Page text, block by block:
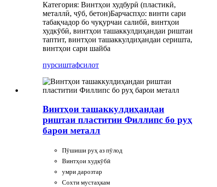
Категория: Винтҳои худбурӣ (пластикӣ,
металлӣ, чӯб, бетон)Барчаспҳо: винти сари
табақчадор бо чуқурчаи салибӣ, винтҳои
худкӯбӣ, винтҳои ташаккулдиҳандаи риштаи
таптит, винтҳои ташаккулдиҳандаи серишта,
винтҳои сари шайба
пурсиштафсилот
Винтҳои ташаккулдиҳандаи
риштаи пластитии Филлипс бо руҳ
барои металл
Пӯшиши руҳ аз пӯлод
Винтҳои худкӯбӣ
умри дарозтар
Сохти мустаҳкам